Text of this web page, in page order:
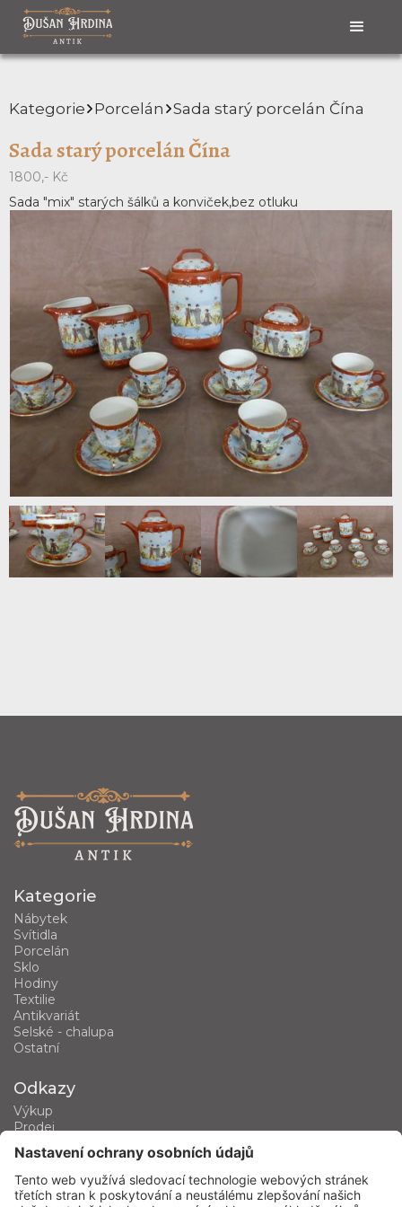
Kategorie Porcelán Sada starý porcelán Čína
Sada starý porcelán Čína
1800,- Kč
Sada "mix" starých šálků a konviček,bez otluku
Kategorie
Nábytek
Svítidla
Porcelán
Sklo
Hodiny
Textilie
Antikvariát
Selské - chalupa
Ostatní
Odkazy
Výkup
Prodej
Kategorie produktů
Kontakt
Kontaktujte nás